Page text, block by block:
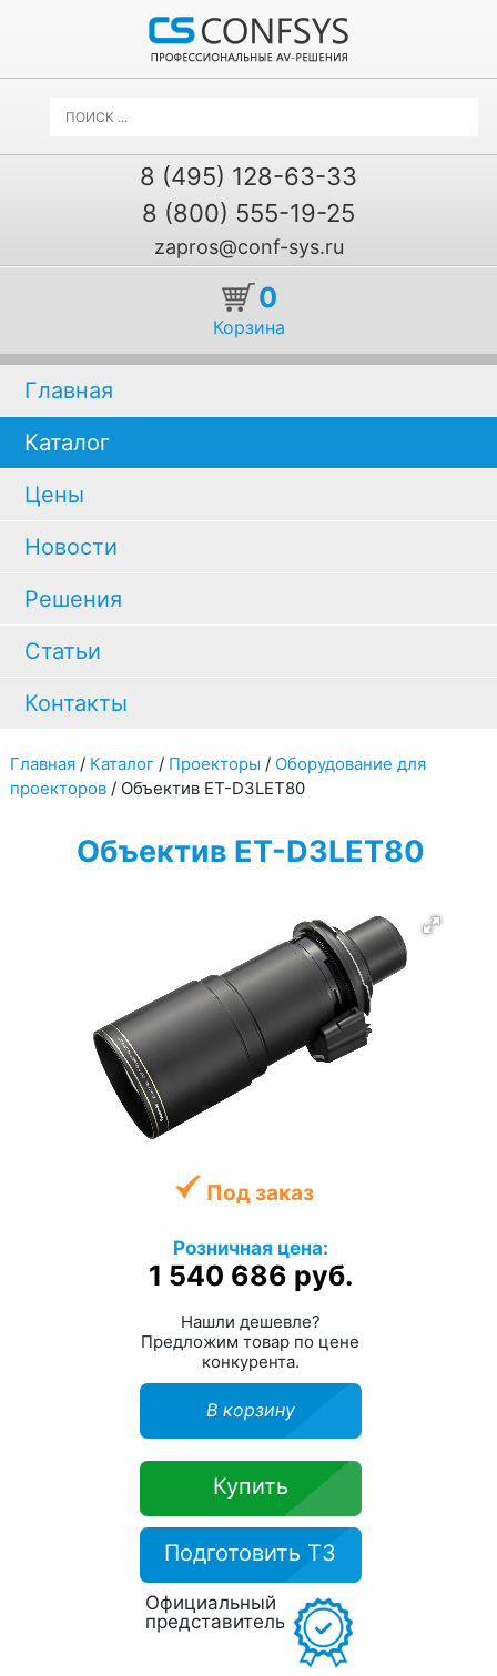
8 (495) 128-63-33
8 (800) 555-19-25
zapros@conf-sys.ru
0
Корзина
Главная
Каталог
Цены
Новости
Решения
Статьи
Контакты
Главная/ Каталог/ Проекторы / Оборудование для
проекторов/ Объектив ET-D3LET80
Объектив ET-D3LET80
Под заказ
Розничная цена:
1 540 686 руб.
Нашли дешевле?
Предложим товар по цене
конкурента.
В корзину
Купить
Подготовить ТЗ
Официальный
представитель